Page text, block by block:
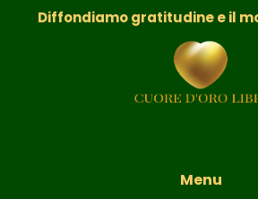
Diffondiamo gratitudine e il
Menu